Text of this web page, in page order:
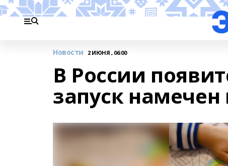
Новости 2 ИЮНЯ , 06:00
В России
запуск намечен